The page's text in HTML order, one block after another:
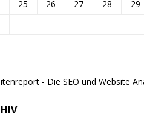
25 26 27 28 29